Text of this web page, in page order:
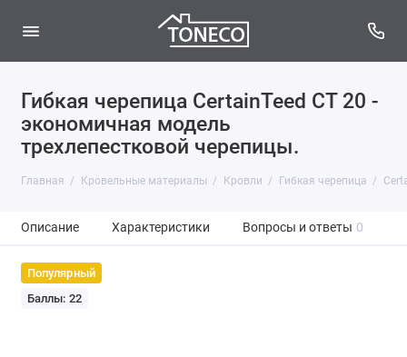
Гибкая черепица CertainTeed CT 20 -
экономичная модель
трехлепестковой черепицы.
Главная Кровельные материалы Кровли Гибкая черепица
Описание Характеристики Вопросы и ответы 0
Популярный
Баллы: 22